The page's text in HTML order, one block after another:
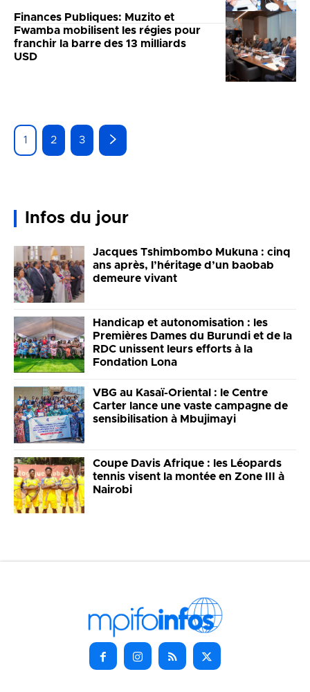
Finances Publiques: Muzito et
Fwamba mobilisent les régies pour
franchir la barre des 13 milliards
USD
1 2 3
Infos du jour
Jacques Tshimbombo Mukuna : cinq
ans après, l’héritage d’un baobab
demeure vivant
Handicap et autonomisation : les
Premières Dames du Burundi et de la
RDC unissent leurs efforts à la
Fondation Lona
VBG au Kasaï-Oriental : le Centre
Carter lance une vaste campagne de
sensibilisation à Mbujimayi
Coupe Davis Afrique : les Léopards
tennis visent la montée en Zone III à
Nairobi